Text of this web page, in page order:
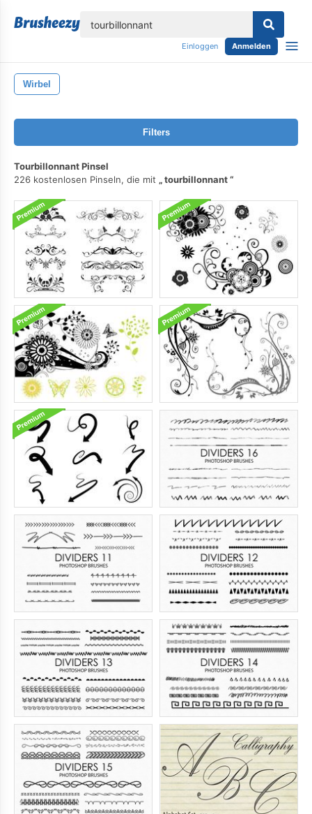
Einloggen Anmelden
Wirbel
Filters
Tourbillonnant Pinsel
226 kostenlosen Pinseln, die mit
tourbillonnant